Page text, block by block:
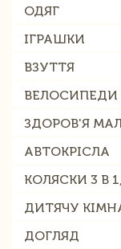
ОДЯГ
ІГРАШКИ
ВЗУТТЯ
ВЕЛОСИПЕДИ
ЗДОРОВ'Я
АВТОКРІСЛА
КОЛЯСКИ 3 В
ДИТЯЧУ
ДОГЛЯД